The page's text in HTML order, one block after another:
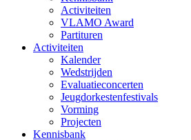
Activiteiten
VLAMO Award
Partituren
Activiteiten
Kalender
Wedstrijden
Evaluatieconcerten
Jeugdorkestenfestivals
Vorming
Projecten
Kennisbank